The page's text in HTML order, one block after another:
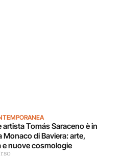
artista Tomás Saraceno è in
Monaco di Baviera: arte,
e nuove cosmologie